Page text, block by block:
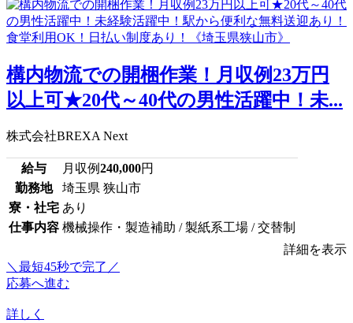
構内物流での開梱作業！月収例23万円
以上可★20代～40代の男性活躍中！未...
株式会社BREXA Next
給与 月収例240,000円
勤務地
埼玉県 狭山市
寮・社宅 あり
仕事内容 機械操作・製造補助 / 製紙系工場 / 交替制
詳細を表示
＼最短45秒で完了／
応募へ進む
詳しく